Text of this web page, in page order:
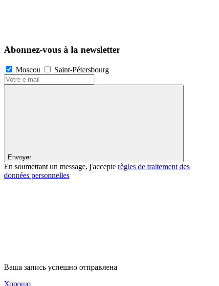
Abonnez-vous à la newsletter
Moscou Saint-Pétersbourg
Envoyer
En soumettant un message, j'accepte règles de traitement des
données personnelles
Ваша запись успешно отправлена
Хорошо